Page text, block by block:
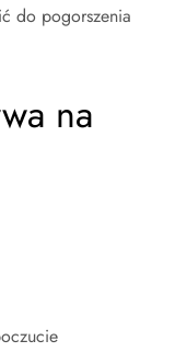
do pogorszenia
na